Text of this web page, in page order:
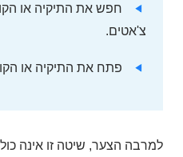
חפש את התיקיה או
צ'אטים.
פתח את התיקיה או
למרבה הצער, שיטה זו אינה